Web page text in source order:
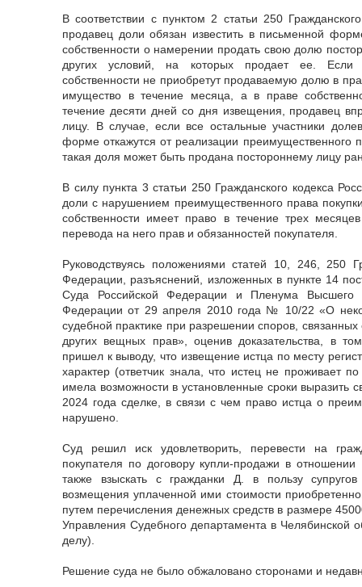
В соответствии с пунктом 2 статьи 250
продавец доли обязан известить в письменной
собственности о намерении продать свою долю
других условий, на которых продает ее. Если
собственности не приобретут продаваемую долю в
имущество в течение месяца, а в праве
течение десяти дней со дня извещения, продавец
лицу. В случае, если все остальные участники
форме откажутся от реализации преимущественного
такая доля может быть продана постороннему лицу
В силу пункта 3 статьи 250 Гражданского кодекса
доли с нарушением преимущественного права
собственности имеет право в течение трех
перевода на него прав и обязанностей покупателя.
Руководствуясь положениями статей 10, 246, 250
Федерации, разъяснений, изложенных в пункте 14
Суда Российской Федерации и Пленума Высшего
Федерации от 29 апреля 2010 года № 10/22 «О
судебной практике при разрешении споров,
других вещных прав», оценив доказательства, в
пришел к выводу, что извещение истца по месту
характер (ответчик знала, что истец не проживает
имела возможности в установленные сроки
2024 года сделке, в связи с чем право истца о
нарушено.
Суд решил иск удовлетворить, перевести на
покупателя по договору купли-продажи в
также взыскать с гражданки Д. в пользу
возмещения уплаченной ими стоимости
путем перечисления денежных средств в размере
Управления Судебного департамента в Челябинской
делу).
Решение суда не было обжаловано сторонами и